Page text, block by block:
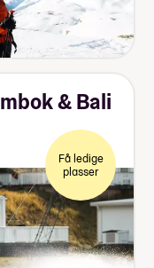
valfag-
& Bali
Få ledige
plasser